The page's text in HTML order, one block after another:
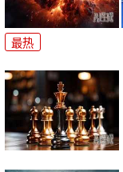
最热